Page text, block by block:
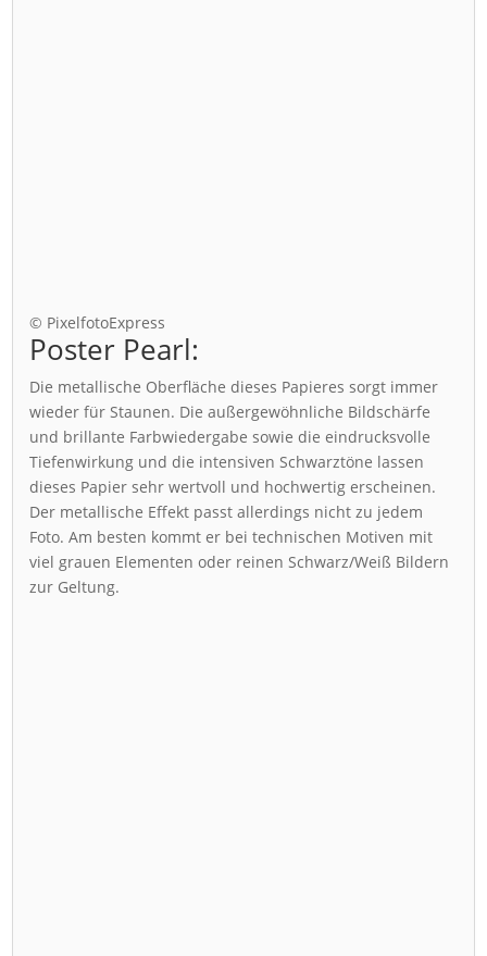
© PixelfotoExpress
Poster Pearl:
Die metallische Oberfläche dieses Papieres sorgt immer
wieder für Staunen. Die außergewöhnliche Bildschärfe
und brillante Farbwiedergabe sowie die eindrucksvolle
Tiefenwirkung und die intensiven Schwarztöne lassen
dieses Papier sehr wertvoll und hochwertig erscheinen.
Der metallische Effekt passt allerdings nicht zu jedem
Foto. Am besten kommt er bei technischen Motiven mit
viel grauen Elementen oder reinen Schwarz/Weiß Bildern
zur Geltung.